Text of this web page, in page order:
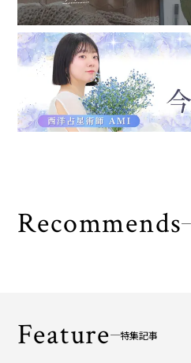
Recommends
Feature 特集記事